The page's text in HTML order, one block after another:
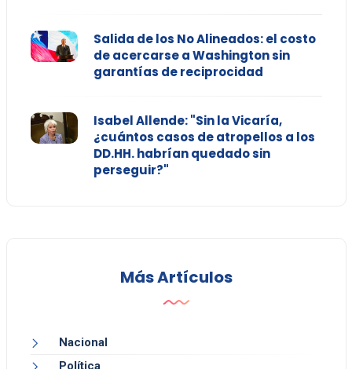
Salida de los No Alineados: el costo
de acercarse a Washington sin
garantías de reciprocidad
Isabel Allende: "Sin la Vicaría,
¿cuántos casos de atropellos a los
DD.HH. habrían quedado sin
perseguir?"
Más Artículos
Nacional
Política